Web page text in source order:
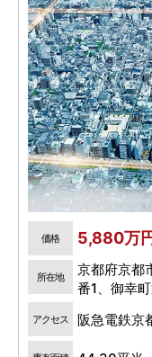
価格 5,880万
所在地
京都府京都
番1、御幸
アクセス 阪急電鉄京